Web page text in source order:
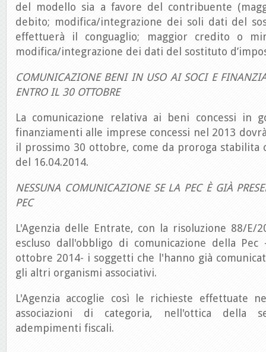
del modello sia a favore del contribuente
debito; modifica/integrazione dei soli dati del
effettuerà il conguaglio; maggior credito o
modifica/integrazione dei dati del sostituto
COMUNICAZIONE BENI IN USO AI SOCI E
ENTRO IL 30 OTTOBRE
La comunicazione relativa ai beni concessi in
finanziamenti alle imprese concessi nel 2013
il prossimo 30 ottobre, come da proroga stabilita
del 16.04.2014.
NESSUNA COMUNICAZIONE SE LA PEC È GIÀ
PEC
L'Agenzia delle Entrate, con la risoluzione 88/E/
escluso dall'obbligo di comunicazione della
ottobre 2014- i soggetti che l'hanno già
gli altri organismi associativi.
L'Agenzia accoglie così le richieste effettuate
associazioni di categoria, nell'ottica della
adempimenti fiscali.